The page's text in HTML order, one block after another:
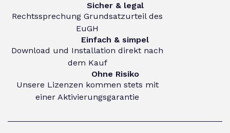
Sicher & legal
Rechtssprechung Grundsatzurteil des
EuGH
Einfach & simpel
Download und Installation direkt nach
dem Kauf
Ohne Risiko
Unsere Lizenzen kommen stets mit
einer Aktivierungsgarantie